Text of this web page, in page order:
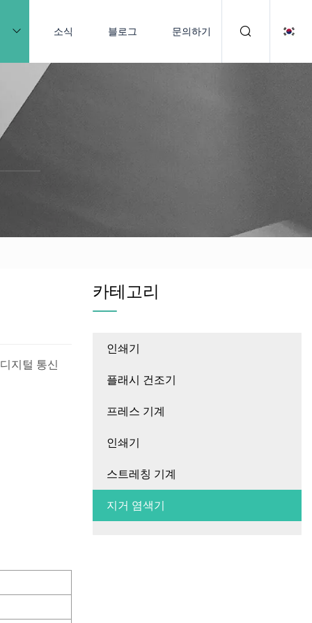
소식 블로그 문의하기
지털 통신
카테고리
인쇄기
플래시 건조기
프레스 기계
인쇄기
스트레칭 기계
지거 염색기